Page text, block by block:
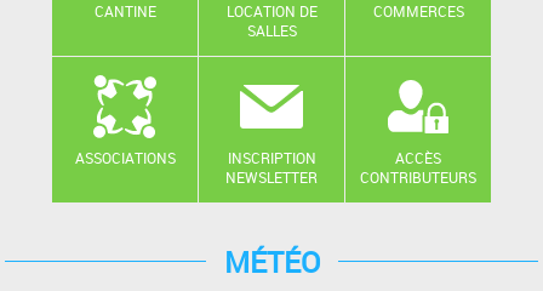
CANTINE
LOCATION DE
SALLES
COMMERCES
ASSOCIATIONS
INSCRIPTION
NEWSLETTER
ACCÈS
CONTRIBUTEURS
MÉTÉO